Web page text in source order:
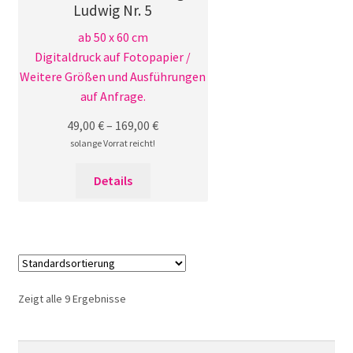
Ludwig Nr. 5
ab 50 x 60 cm
Digitaldruck auf Fotopapier /
Weitere Größen und Ausführungen
auf Anfrage.
49,00€– 169,00€
solange Vorrat reicht!
Details
auf.
Zeigt alle 9 Ergebnisse